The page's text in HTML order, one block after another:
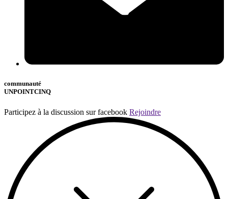
communauté
UNPOINTCINQ
Participez à la discussion sur facebook Rejoindre